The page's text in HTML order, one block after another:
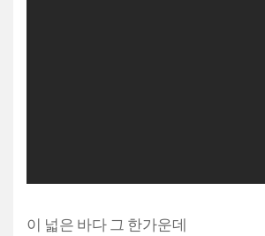
이 넓은 바다 그 한가운데